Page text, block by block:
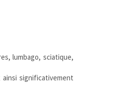
lumbago, sciatique,
significativement